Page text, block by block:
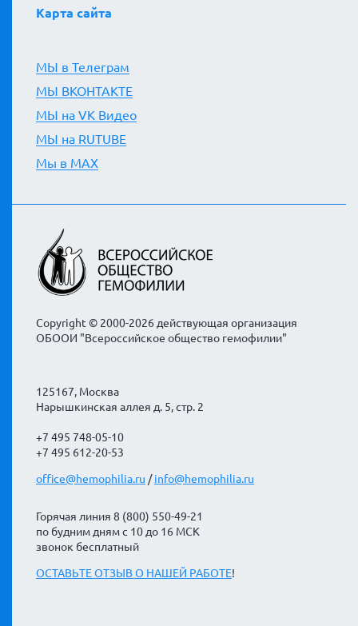
Карта сайта
МЫ в Телеграм
МЫ ВКОНТАКТЕ
МЫ на VK Видео
МЫ на RUTUBE
Мы в MAX
Copyright © 2000-2026 действующая организация
ОБООИ "Всероссийское общество гемофилии"
125167, Москва
Нарышкинская аллея д. 5, стр. 2
+7 495 748-05-10
+7 495 612-20-53
office@hemophilia.ru /info@hemophilia.ru
Горячая линия 8 (800) 550-49-21
по будним дням с 10 до 16 МСК
звонок бесплатный
ОСТАВЬТЕ ОТЗЫВ О НАШЕЙ РАБОТЕ!